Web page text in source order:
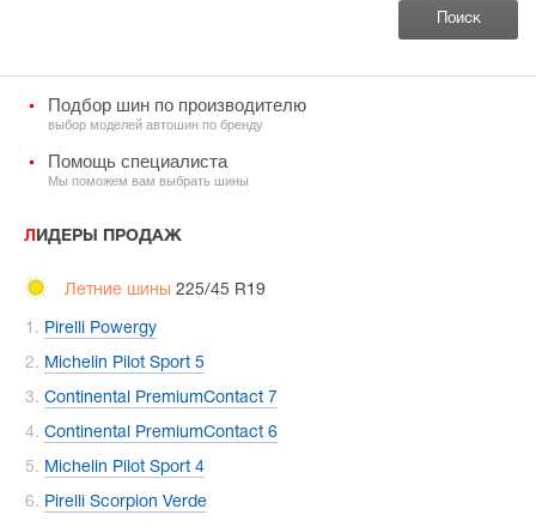
Подбор шин по производителю
выбор моделей автошин по бренду
Помощь специалиста
Мы поможем вам выбрать шины
ЛИДЕРЫ ПРОДАЖ
Летние шины 225/45 R19
Pirelli Powergy
Michelin Pilot Sport 5
Continental PremiumContact 7
Continental PremiumContact 6
Michelin Pilot Sport 4
Pirelli Scorpion Verde